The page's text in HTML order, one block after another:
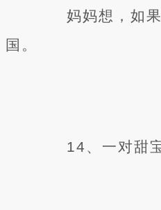
妈妈想，如果
国。
14、一对甜